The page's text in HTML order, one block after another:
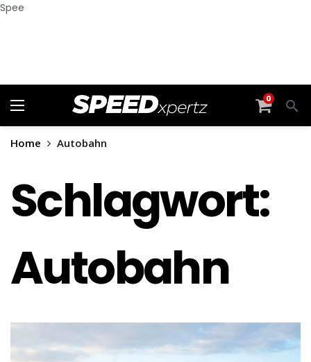
Spee
0
Home Autobahn
Schlagwort:
Autobahn